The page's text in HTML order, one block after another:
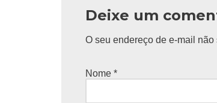
Deixe um
O seu endereço de e-mail
Nome *